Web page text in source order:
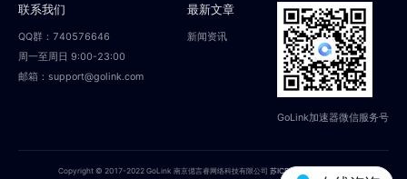
联系我们
QQ群：740576646
周一至周日 9:00-23:00
邮箱：support@golink.com
最新文章
新闻资讯
GoLink加速器微信服务号
Copyright © 2017-2022 GoLink 南京偲言睿网络科技有限公司苏ICP备18014251号-2